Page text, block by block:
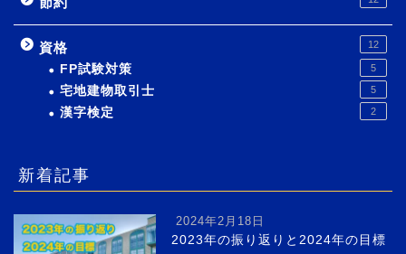
資格 12
FP試験対策 5
宅地建物取引士 5
漢字検定 2
新着記事
2024年2月18日
2023年の振り返りと2024年の目標